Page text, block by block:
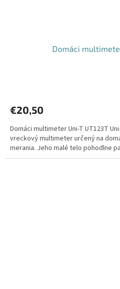
Domáci
€20,50
Domáci multimeter Uni-T UT123T
vreckový multimeter určený na
merania. Jeho malé telo pohodlne